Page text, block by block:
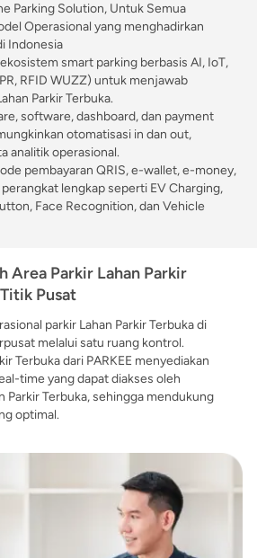
Parking Solution, Untuk Semua
Operasional yang menghadirkan
Indonesia
smart parking berbasis AI, IoT,
RFID WUZZ) untuk menjawab
Parkir Terbuka.
software, dashboard, dan payment
otomatisasi in dan out,
analitik operasional.
pembayaran QRIS, e-wallet, e-money,
lengkap seperti EV Charging,
Face Recognition, dan Vehicle
Area Parkir Lahan Parkir
Pusat
parkir Lahan Parkir Terbuka di
melalui satu ruang kontrol.
Terbuka dari PARKEE menyediakan
time yang dapat diakses oleh
Parkir Terbuka, sehingga mendukung
optimal.